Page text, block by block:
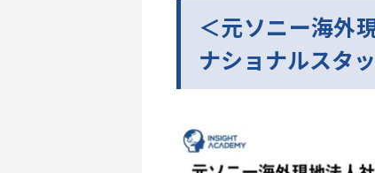
＜元ソニー海外
ナショナルスタ